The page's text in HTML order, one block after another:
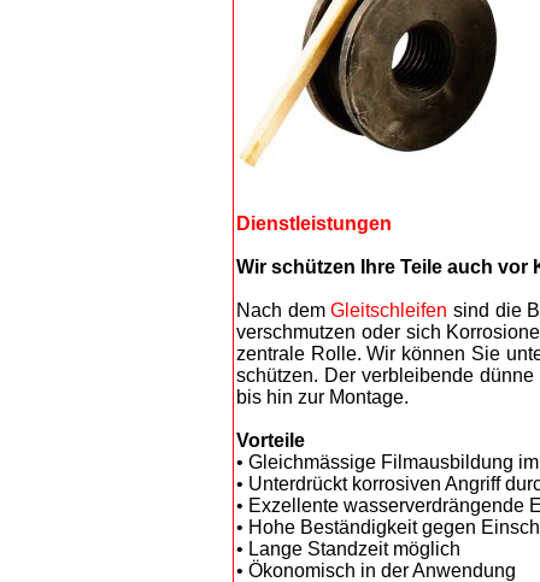
Dienstleistungen
Wir schützen Ihre Teile auch vor
Nach demGleitschleifen sind die
verschmutzen oder sich
zentrale Rolle. Wir können Sie
schützen. Der verbleibende
bis hin zur Montage.
Vorteile
• Gleichmässige Filmausbildung
• Unterdrückt korrosiven Angriff
• Exzellente wasserverdrängende
• Hohe Beständigkeit gegen
• Lange Standzeit möglich
• Ökonomisch in der Anwendung